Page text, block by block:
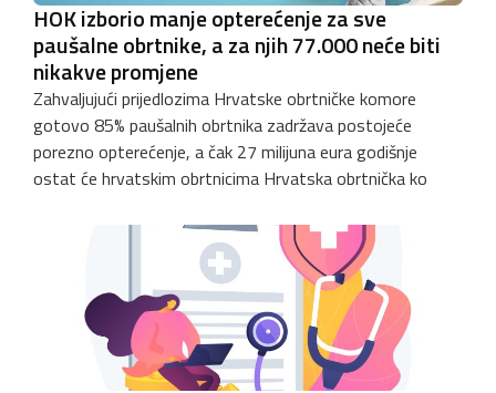
HOK izborio manje opterećenje za sve
paušalne obrtnike, a za njih 77.000 neće biti
nikakve promjene
Zahvaljujući prijedlozima Hrvatske obrtničke komore
gotovo 85% paušalnih obrtnika zadržava postojeće
porezno opterećenje, a čak 27 milijuna eura godišnje
ostat će hrvatskim obrtnicima Hrvatska obrtnička ko